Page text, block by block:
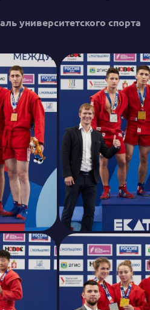
университетского спорта